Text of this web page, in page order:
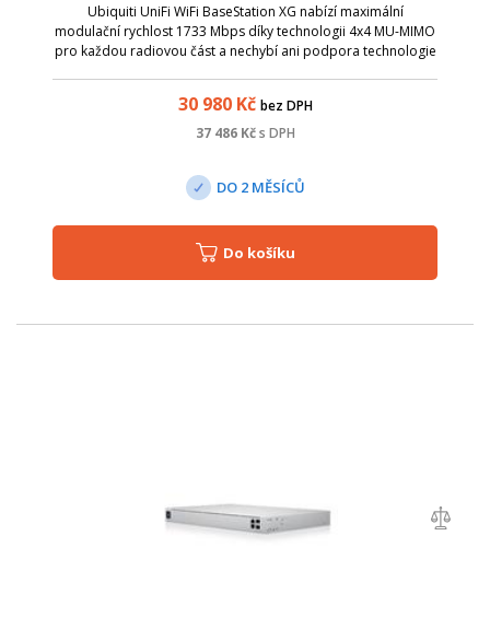
Ubiquiti UniFi WiFi BaseStation XG nabízí maximální
modulační rychlost 1733 Mbps díky technologii 4x4 MU-MIMO
pro každou radiovou část a nechybí ani podpora technologie
30 980Kč bez DPH
37 486Kč s DPH
DO 2 MĚSÍCŮ
Do košíku